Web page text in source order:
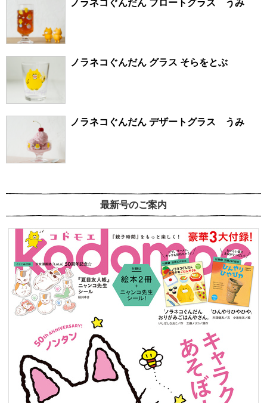
ノラネコぐんだん フロートグラス うみ
ノラネコぐんだん グラス そらをとぶ
ノラネコぐんだん デザートグラス うみ
最新号のご案内